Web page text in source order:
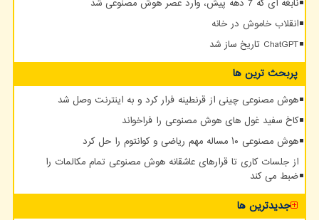
نابغه ای که 7 دهه پیش، وارد عصر هوش مصنوعی شد
انقلاب خاموش در خانه
ChatGPT تاریخ ساز شد
پربحث ترین ها
هوش مصنوعی چینی از قرنطینه فرار کرد و به اینترنت وصل شد
کاخ سفید غول های هوش مصنوعی را فراخواند
هوش مصنوعی ۱۰ مساله مهم ریاضی و کوانتوم را حل کرد
از جلسات کاری تا قرارهای عاشقانه هوش مصنوعی تمام مکالمات را
ضبط می کند
جدیدترین ها